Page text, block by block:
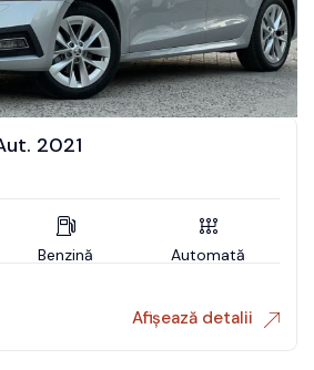
2021
Benzină Automată
Afișează detalii